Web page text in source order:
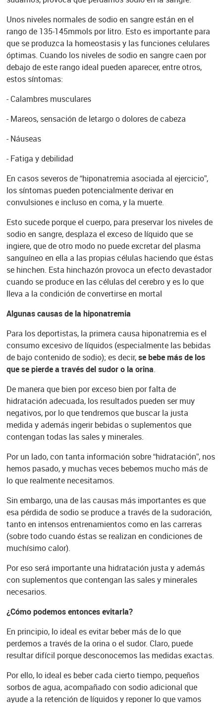
Unos niveles normales de sodio en sangre están en el
rango de 135-145mmols por litro. Esto es importante para
que se produzca la homeostasis y las funciones celulares
óptimas. Cuando los niveles de sodio en sangre caen por
debajo de este rango ideal pueden aparecer, entre otros,
estos síntomas:
- Calambres musculares
- Mareos, sensación de letargo o dolores de cabeza
- Náuseas
- Fatiga y debilidad
En casos severos de “hiponatremia asociada al ejercicio”,
los síntomas pueden potencialmente derivar en
convulsiones e incluso en coma, y la muerte.
Esto sucede porque el cuerpo, para preservar los niveles de
sodio en sangre, desplaza el exceso de líquido que se
ingiere, que de otro modo no puede excretar del plasma
sanguíneo en ella a las propias células haciendo que éstas
se hinchen. Esta hinchazón provoca un efecto devastador
cuando se produce en las células del cerebro y es lo que
lleva a la condición de convertirse en mortal
Algunas causas de la hiponatremia
Para los deportistas, la primera causa hiponatremia es el
consumo excesivo de líquidos (especialmente las bebidas
de bajo contenido de sodio); es decir,se bebe más de los
que se pierde a través del sudor o la orina.
De manera que bien por exceso bien por falta de
hidratación adecuada, los resultados pueden ser muy
negativos, por lo que tendremos que buscar la justa
medida y además ingerir bebidas o suplementos que
contengan todas las sales y minerales.
Por un lado, con tanta información sobre “hidratación”, nos
hemos pasado, y muchas veces bebemos mucho más de
lo que realmente necesitamos.
Sin embargo, una de las causas más importantes es que
esa pérdida de sodio se produce a través de la sudoración,
tanto en intensos entrenamientos como en las carreras
(sobre todo cuando éstas se realizan en condiciones de
muchísimo calor).
Por eso será importante una hidratación justa y además
con suplementos que contengan las sales y minerales
necesarios.
¿Cómo podemos entonces evitarla?
En principio, lo ideal es evitar beber más de lo que
perdemos a través de la orina o el sudor. Claro, puede
resultar difícil porque desconocemos las medidas exactas.
Por ello, lo ideal es beber cada cierto tiempo, pequeños
sorbos de agua, acompañado con sodio adicional que
ayude a la retención de líquidos y reponer lo que vamos